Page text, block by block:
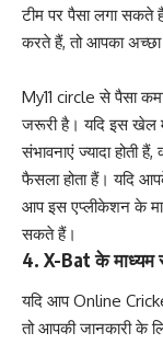
टीम पर पैसा लगा सकते
करते हैं, तो आपका
My11 circle से पैसा
जरूरी है। यदि इस
संभावनाएं ज्यादा होती
फैसला होता हैं। यदि
आप इस एप्लीकेशन के
सकते हैं।
4. X-Bat के माध्यम
यदि आप Online
तो आपकी जानकारी के